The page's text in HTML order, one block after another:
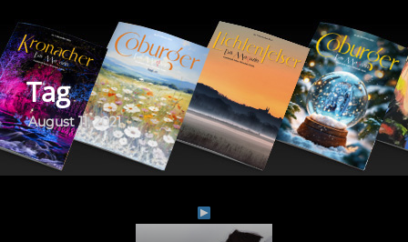
Tag
August 11, 2021